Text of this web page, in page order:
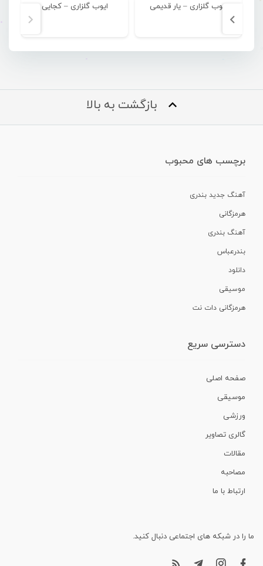
ایوب گلزاری – یار قدیمی ایوب گلزاری – کجایی
بازگشت به بالا
برچسب های محبوب
آهنگ جدید بندری
هرمزگانی
آهنگ بندری
بندرعباس
دانلود
موسیقی
هرمزگانی دات نت
دسترسی سریع
صفحه اصلی
موسیقی
ورزشی
گالری تصاویر
مقالات
مصاحبه
ارتباط با ما
ما را در شبکه های اجتماعی دنبال کنید.